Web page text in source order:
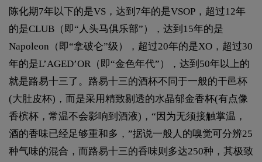
陈化期7年以下的是VS，达到7年的是VSOP，超过12年
的是CLUB（即“人头马俱乐部”），达到15年的是
Napoleon（即“拿破仑”级），超过20年的是XO，超过30
年的是L’AGED’OR（即“金色年代”），达到50年以上的
就是路易十三了。路易十三的酒杯不同于一般的干邑杯
(大肚皮杯)，而是采用精致剔透的水晶郁金香杯(有点像
香槟杯，常温不会影响到酒液)，“因为无须接触掌温，
酒的香味已经足够重和多，”据说一般人的嗅觉可分辨25
种气味的混合，而路易十三的香味则多达250种，其极致